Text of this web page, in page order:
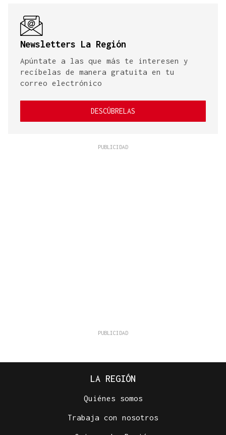
Newsletters La Región
Apúntate a las que más te interesen y
recíbelas de manera gratuita en tu
correo electrónico
DESCÚBRELAS
LA REGIÓN
Quiénes somos
Trabaja con nosotros